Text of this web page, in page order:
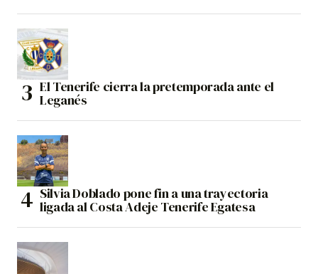
El Tenerife cierra la pretemporada ante el
Leganés
Silvia Doblado pone fin a una trayectoria
ligada al Costa Adeje Tenerife Egatesa